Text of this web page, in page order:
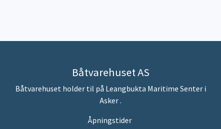
Båtvarehuset AS
Båtvarehuset holder til på Leangbukta Maritime Senter i
Asker .
Åpningstider